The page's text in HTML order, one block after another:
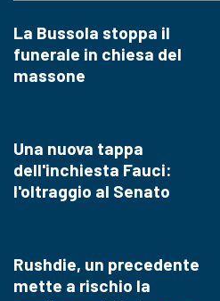
La Bussola stoppa il
funerale in chiesa del
massone
Una nuova tappa
dell'inchiesta Fauci:
l'oltraggio al Senato
Rushdie, un precedente
mette a rischio la